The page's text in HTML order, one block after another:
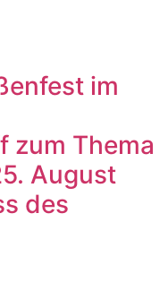
im
zum Thema
August
des